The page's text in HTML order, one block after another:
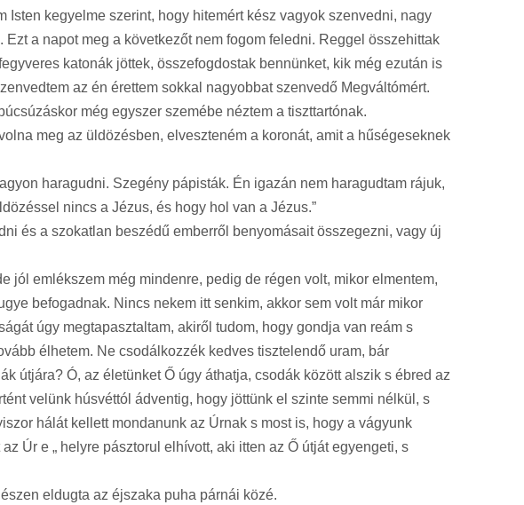
kegyelme szerint, hogy hitemért kész vagyok szenvedni, nagy
a napot meg a következőt nem fogom feledni. Reggel összehittak
katonák jöttek, összefogdostak bennünket, kik még ezután is
az én érettem sokkal nagyobbat szenvedő Megváltómért.
még egyszer szemébe néztem a tiszttartónak.
meg az üldözésben, elveszteném a koronát, amit a hűségeseknek
haragudni. Szegény pápisták. Én igazán nem haragudtam rájuk,
nincs a Jézus, és hogy hol van a Jézus.”
és a szokatlan beszédű emberről benyomásait összegezni, vagy új
jól emlékszem még mindenre, pedig de régen volt, mikor elmentem,
befogadnak. Nincs nekem itt senkim, akkor sem volt már mikor
úgy megtapasztaltam, akiről tudom, hogy gondja van reám s
élhetem. Ne csodálkozzék kedves tisztelendő uram, bár
útjára? Ó, az életünket Ő úgy áthatja, csodák között alszik s ébred az
velünk húsvéttól ádventig, hogy jöttünk el szinte semmi nélkül, s
hálát kellett mondanunk az Úrnak s most is, hogy a vágyunk
Úr e „ helyre pásztorul elhívott, aki itten az Ő útját egyengeti, s
eldugta az éjszaka puha párnái közé.